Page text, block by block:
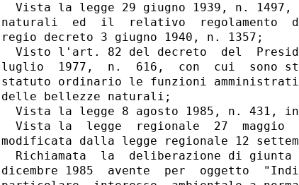
Vista la legge 29 giugno 1939, n. 1497,
naturali  ed  il  relativo  regolamento  di
regio decreto 3 giugno 1940, n. 1357;
Visto l'art. 82 del decreto  del
luglio  1977,  n.  616,  con  cui  sono
statuto ordinario le funzioni
delle bellezze naturali;
Vista la legge 8 agosto 1985, n. 431,
Vista la  legge  regionale  27  maggio
modificata dalla legge regionale 12
Richiamata  la  deliberazione di giunta
dicembre 1985  avente  per  oggetto